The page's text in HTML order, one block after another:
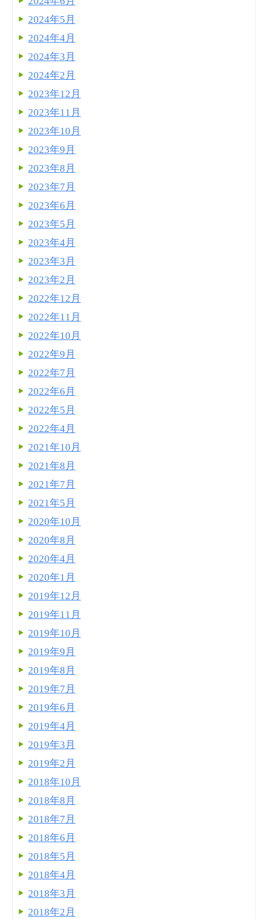
2024年5月
2024年4月
2024年3月
2024年2月
2023年12月
2023年11月
2023年10月
2023年9月
2023年8月
2023年7月
2023年6月
2023年5月
2023年4月
2023年3月
2023年2月
2022年12月
2022年11月
2022年10月
2022年9月
2022年7月
2022年6月
2022年5月
2022年4月
2021年10月
2021年8月
2021年7月
2021年5月
2020年10月
2020年8月
2020年4月
2020年1月
2019年12月
2019年11月
2019年10月
2019年9月
2019年8月
2019年7月
2019年6月
2019年4月
2019年3月
2019年2月
2018年10月
2018年8月
2018年7月
2018年6月
2018年5月
2018年4月
2018年3月
2018年2月